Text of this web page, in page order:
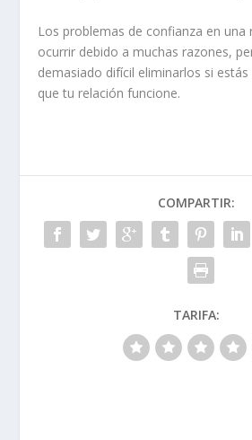
Los problemas de confianza en una
ocurrir debido a muchas razones,
demasiado difícil eliminarlos si
que tu relación funcione.
COMPARTIR:
TARIFA: